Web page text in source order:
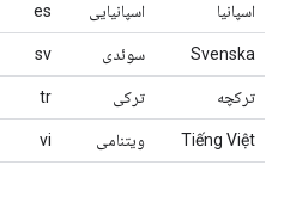
اسپانیا اسپانیایی es
Svenska سوئدی sv
ترکچه ترکی tr
Tiếng Việt ویتنامی vi